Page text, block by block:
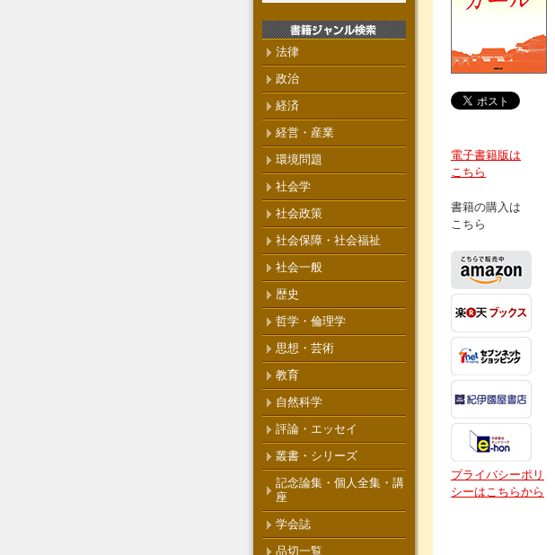
電子書籍版は
こちら
書籍の購入は
こちら
プライバシーポリ
シーはこちらから
法律
政治
経済
経営・産業
環境問題
社会学
社会政策
社会保障・社会福祉
社会一般
歴史
哲学・倫理学
思想・芸術
教育
自然科学
評論・エッセイ
叢書・シリーズ
記念論集・個人全集・講
座
学会誌
品切一覧